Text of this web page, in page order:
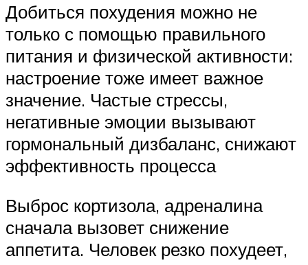
Добиться похудения можно не
только с помощью правильного
питания и физической активности:
настроение тоже имеет важное
значение. Частые стрессы,
негативные эмоции вызывают
гормональный дизбаланс, снижают
эффективность процесса
Выброс кортизола, адреналина
сначала вызовет снижение
аппетита. Человек резко похудеет,